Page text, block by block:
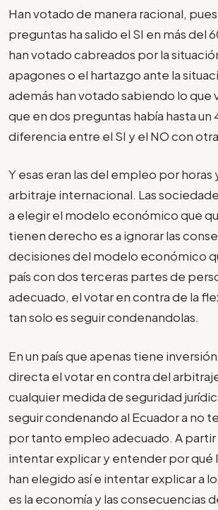
Han votado de manera racional,
preguntas ha salido el SI en más del
han votado cabreados por la
apagones o el hartazgo ante la
además han votado sabiendo lo que
que en dos preguntas había hasta un
diferencia entre el SI y el NO con
Y esas eran las del empleo por horas
arbitraje internacional. Las
a elegir el modelo económico que
tienen derecho es a ignorar las
decisiones del modelo económico
país con dos terceras partes de
adecuado, el votar en contra de la
tan solo es seguir condenandolas.
En un país que apenas tiene
directa el votar en contra del
cualquier medida de seguridad
seguir condenando al Ecuador a no
por tanto empleo adecuado. A partir
intentar explicar y entender por qué
han elegido así e intentar explicar a
es la economía y las consecuencias